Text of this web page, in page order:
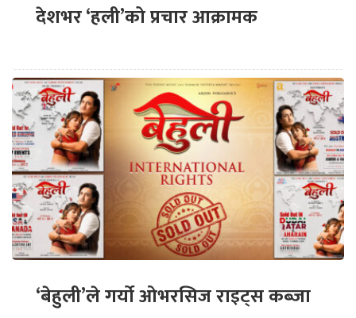
देशभर ‘हली’को प्रचार आक्रामक
‘बेहुली’ले गर्यो ओभरसिज राइट्स कब्जा